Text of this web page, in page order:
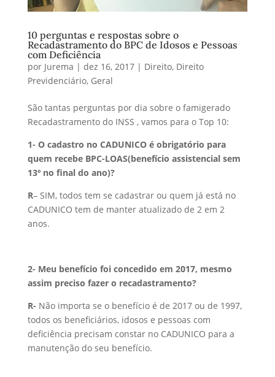
10 perguntas e respostas sobre o
Recadastramento do BPC de Idosos e Pessoas
com Deficiência
por Jurema | dez 16, 2017| Direito, Direito
Previdenciário, Geral
São tantas perguntas por dia sobre o famigerado
Recadastramento do INSS , vamos para o Top 10:
1- O cadastro no CADUNICO é obrigatório para
quem recebe BPC-LOAS(benefício assistencial sem
13º no final do ano)?
R– SIM, todos tem se cadastrar ou quem já está no
CADUNICO tem de manter atualizado de 2 em 2
anos.
2- Meu benefício foi concedido em 2017, mesmo
assim preciso fazer o recadastramento?
R- Não importa se o benefício é de 2017 ou de 1997,
todos os beneficiários, idosos e pessoas com
deficiência precisam constar no CADUNICO para a
manutenção do seu benefício.